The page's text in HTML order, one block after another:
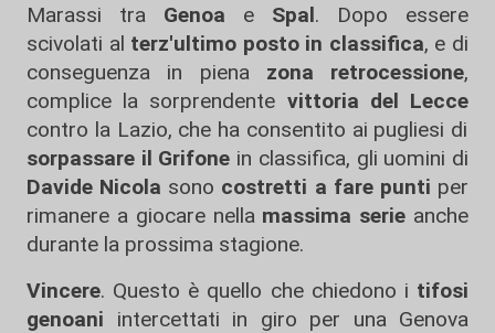
Marassi tra Genoa e Spal. Dopo essere
scivolati al terz'ultimo posto in classifica, e di
conseguenza in piena zona retrocessione,
complice la sorprendente vittoria del Lecce
contro la Lazio, che ha consentito ai pugliesi di
sorpassare il Grifone in classifica, gli uomini di
Davide Nicola sono costretti a fare punti per
rimanere a giocare nella massima serie anche
durante la prossima stagione.
Vincere. Questo è quello che chiedono i tifosi
genoani intercettati in giro per una Genova